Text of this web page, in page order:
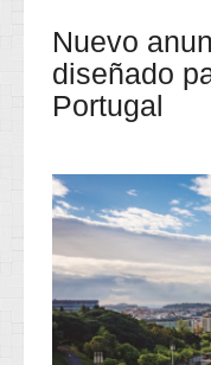
Nuevo
diseñado
Portugal